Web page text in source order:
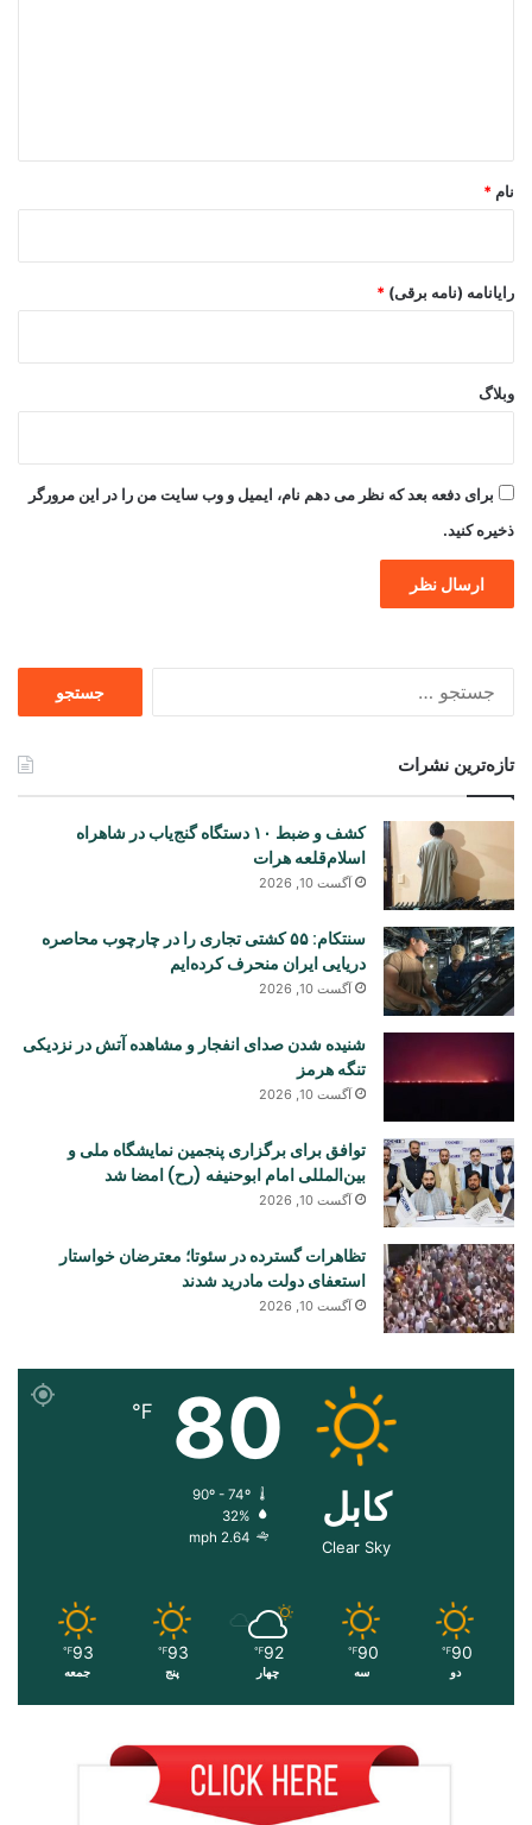
نام *
رایانامه (نامه برقی) *
وبلاگ
برای دفعه بعد که نظر می دهم نام، ایمیل و وب سایت من را در این مرورگر
ذخیره کنید.
تازه‌ترین نشرات
کشف و ضبط ۱۰ دستگاه گنج‌یاب در شاهراه
اسلام‌قلعه هرات
آگست 10, 2026
سنتکام: ۵۵ کشتی تجاری را در چارچوب محاصره
دریایی ایران منحرف کرده‌ایم
آگست 10, 2026
شنیده شدن صدای انفجار و مشاهده آتش در نزدیکی
تنگه هرمز
آگست 10, 2026
توافق برای برگزاری پنجمین نمایشگاه ملی و
بین‌المللی امام ابوحنیفه (رح) امضا شد
آگست 10, 2026
تظاهرات گسترده در سئوتا؛ معترضان خواستار
استعفای دولت مادرید شدند
آگست 10, 2026
کابل
Clear Sky
80
℉
90º - 74º
32%
2.64 mph
90
℉
دو
90
℉
سه
92
℉
چهار
93
℉
پنج
93
℉
جمعه